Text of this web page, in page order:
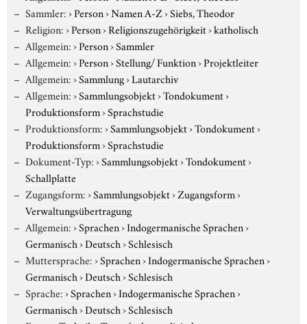
Sammler:›Person›Namen A-Z›Siebs, Theodor
Religion:›Person›Religionszugehörigkeit›katholisch
Allgemein:›Person›Sammler
Allgemein:›Person›Stellung/ Funktion›Projektleiter
Allgemein:›Sammlung›Lautarchiv
Allgemein:›Sammlungsobjekt›Tondokument›
Produktionsform›Sprachstudie
Produktionsform:›Sammlungsobjekt›Tondokument›
Produktionsform›Sprachstudie
Dokument-Typ:›Sammlungsobjekt›Tondokument›
Schallplatte
Zugangsform:›Sammlungsobjekt›Zugangsform›
Verwaltungsübertragung
Allgemein:›Sprachen›Indogermanische Sprachen›
Germanisch›Deutsch›Schlesisch
Muttersprache:›Sprachen›Indogermanische Sprachen›
Germanisch›Deutsch›Schlesisch
Sprache:›Sprachen›Indogermanische Sprachen›
Germanisch›Deutsch›Schlesisch